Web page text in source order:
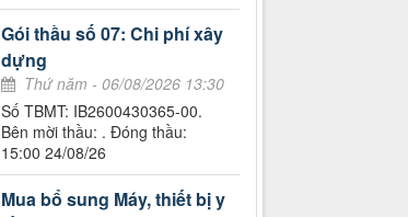
Gói thầu số 07: Chi phí xây
dựng
Thứ năm - 06/08/2026 13:30
Số TBMT: IB2600430365-00.
Bên mời thầu: . Đóng thầu:
15:00 24/08/26
Mua bổ sung Máy, thiết bị y